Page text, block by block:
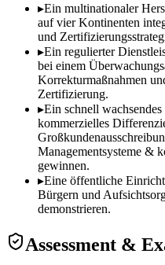
▸Ein multinationaler
auf vier Kontinenten
und
▸Ein regulierter
bei einem
Korrekturmaßnahmen
Zertifizierung.
▸Ein schnell
kommerzielles
Managementsysteme &
gewinnen.
▸Eine öffentliche
Bürgern und
demonstrieren.
Assessment &